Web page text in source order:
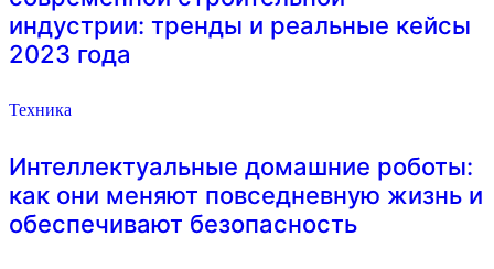
индустрии: тренды и реальные кейсы
2023 года
Техника
Интеллектуальные домашние роботы:
как они меняют повседневную жизнь и
обеспечивают безопасность